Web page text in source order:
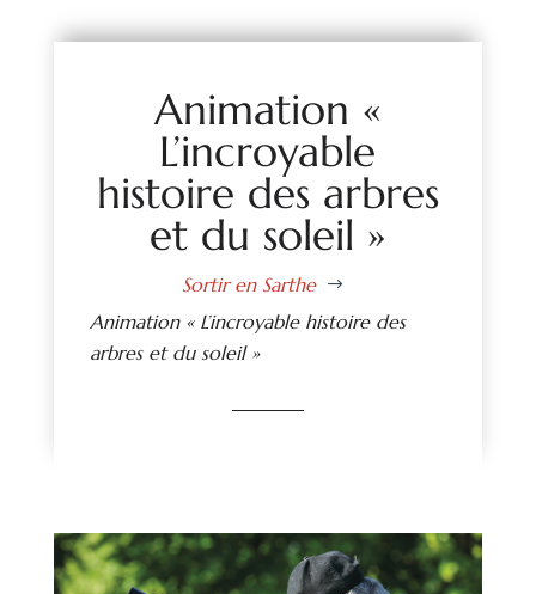
Animation «
L’incroyable
histoire des arbres
et du soleil »
Sortir en Sarthe $
Animation « L’incroyable histoire des
arbres et du soleil »